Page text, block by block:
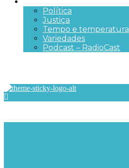
Política
Justiça
Tempo e temperatura
Variedades
Podcast – RadioCast